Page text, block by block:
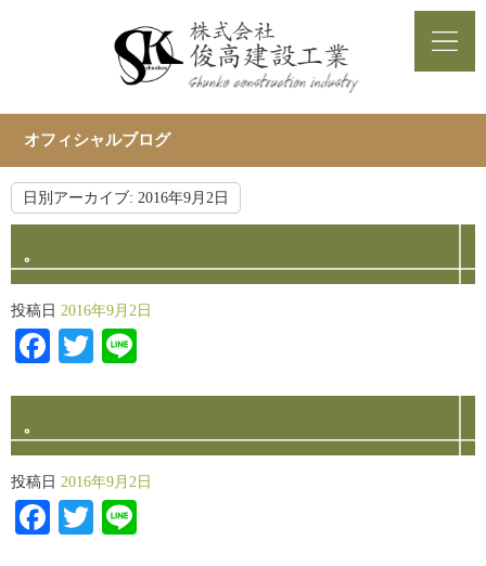
オフィシャルブログ
日別アーカイブ: 2016年9月2日
。
投稿日 2016年9月2日
Facebook
Twitter
。
投稿日 2016年9月2日
Facebook
Twitter